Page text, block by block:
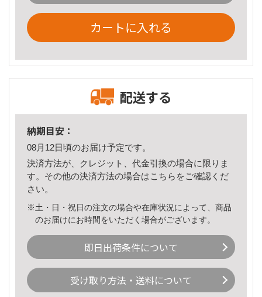
カートに入れる
配送する
納期目安：
08月12日頃のお届け予定です。
決済方法が、クレジット、代金引換の場合に限りま
す。その他の決済方法の場合はこちら をご確認くだ
さい。
※土・日・祝日の注文の場合や在庫状況によって、商品
のお届けにお時間をいただく場合がございます。
即日出荷条件について
受け取り方法・送料について